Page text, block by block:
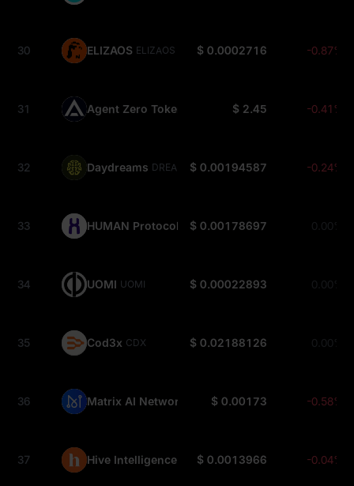
30 ELIZAOS ELIZAOS $ 0.0002716 -0.87%
31 Agent Zero Token $ 2.45 -0.41%
32 Daydreams DREAMS$ 0.00194587 -0.24%
33 HUMAN Protocol HMT
$ 0.00178697 0.00%
34 UOMI UOMI $ 0.00022893 0.00%
35 Cod3x CDX $ 0.02188126 0.00%
36 Matrix AI Network $ 0.00173 -0.58%
37 Hive Intelligence HINT$ 0.0013966 -0.04%